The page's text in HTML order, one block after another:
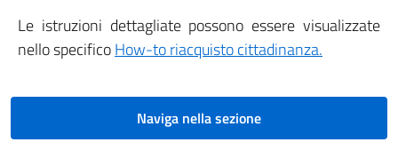
Le istruzioni dettagliate possono essere visualizzate
nello specificoHow-to riacquisto cittadinanza.
Naviga nella sezione